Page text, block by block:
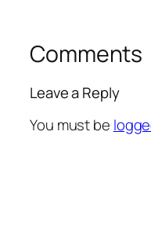
Comments
Leave a Reply
You must be